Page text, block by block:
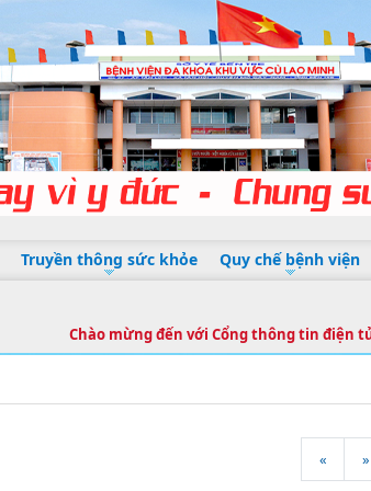
Truyền thông sức khỏe Quy chế bệnh viện
Chào mừng đến với Cổng thông tin điện tử
« »